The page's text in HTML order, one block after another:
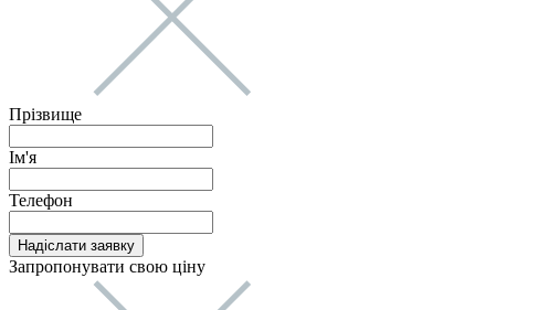
Прізвище
Ім'я
Телефон
Запропонувати свою ціну